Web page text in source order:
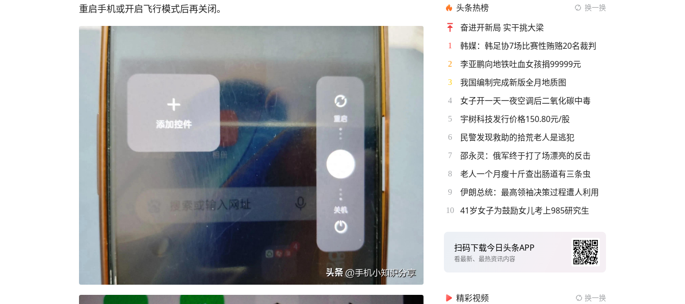
重启手机或开启飞行模式后再关闭。
头条热榜 换一换
奋进开新局 实干挑大梁
1 韩媒：韩足协7场比赛性贿赂20名裁判
2 李亚鹏向地铁吐血女孩捐99999元
3 我国编制完成新版全月地质图
4 女子开一天一夜空调后二氧化碳中毒
5 宇树科技发行价格150.80元/股
6 民警发现救助的拾荒老人是逃犯
7 邵永灵：俄军终于打了场漂亮的反击
8 老人一个月瘦十斤查出肠道有三条虫
9 伊朗总统：最高领袖决策过程遭人利用
10 41岁女子为鼓励女儿考上985研究生
扫码下载今日头条APP
看最新、最热资讯内容
精彩视频 换一换